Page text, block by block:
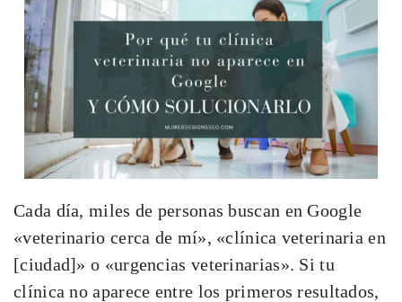
Cada día, miles de personas buscan en Google
«veterinario cerca de mí», «clínica veterinaria en
[ciudad]» o «urgencias veterinarias». Si tu
clínica no aparece entre los primeros resultados,